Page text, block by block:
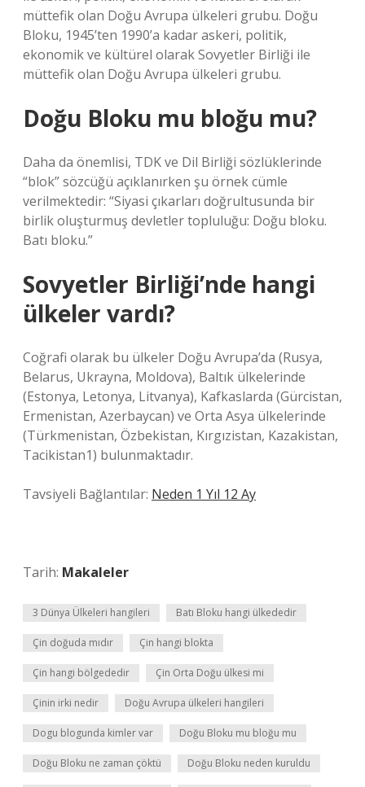
müttefik olan Doğu Avrupa ülkeleri grubu. Doğu
Bloku, 1945’ten 1990’a kadar askeri, politik,
ekonomik ve kültürel olarak Sovyetler Birliği ile
müttefik olan Doğu Avrupa ülkeleri grubu.
Doğu Bloku mu bloğu mu?
Daha da önemlisi, TDK ve Dil Birliği sözlüklerinde
“blok” sözcüğü açıklanırken şu örnek cümle
verilmektedir: “Siyasi çıkarları doğrultusunda bir
birlik oluşturmuş devletler topluluğu: Doğu bloku.
Batı bloku.”
Sovyetler Birliği’nde hangi
ülkeler vardı?
Coğrafi olarak bu ülkeler Doğu Avrupa’da (Rusya,
Belarus, Ukrayna, Moldova), Baltık ülkelerinde
(Estonya, Letonya, Litvanya), Kafkaslarda (Gürcistan,
Ermenistan, Azerbaycan) ve Orta Asya ülkelerinde
(Türkmenistan, Özbekistan, Kırgızistan, Kazakistan,
Tacikistan1) bulunmaktadır.
Tavsiyeli Bağlantılar: Neden 1 Yıl 12 Ay
Tarih: Makaleler
3 Dünya Ülkeleri hangileri Batı Bloku hangi ülkededir
Çin doğuda mıdır Çin hangi blokta
Çin hangi bölgededir Çin Orta Doğu ülkesi mi
Çinin irki nedir Doğu Avrupa ülkeleri hangileri
Dogu blogunda kimler var Doğu Bloku mu bloğu mu
Doğu Bloku ne zaman çöktü Doğu Bloku neden kuruldu